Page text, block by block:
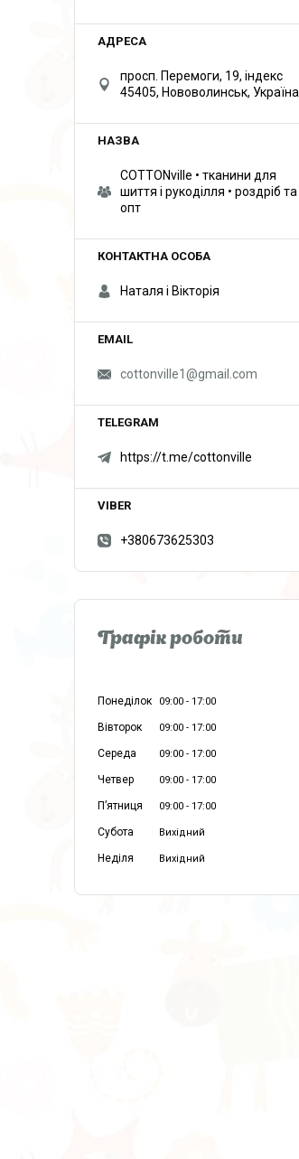
просп. Перемоги, 19, індекс
45405, Нововолинськ, Україна
COTTONville • тканини для
шиття і рукоділля • роздріб та
опт
Наталя і Вікторія
cottonville1@gmail.com
https://t.me/cottonville
+380673625303
Графік роботи
Понеділок 09:00 17:00
Вівторок 09:00 17:00
Середа 09:00 17:00
Четвер 09:00 17:00
Пʼятниця 09:00 17:00
Субота Вихідний
Неділя Вихідний